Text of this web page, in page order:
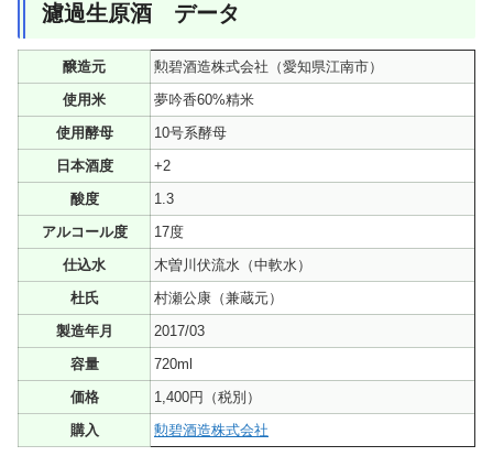
濾過生原酒 データ
醸造元
勲碧酒造株式会社（愛知県江南市）
使用米
夢吟香60%精米
使用酵母
10号系酵母
日本酒度
+2
酸度
1.3
アルコール度
17度
仕込水
木曽川伏流水（中軟水）
杜氏
村瀬公康（兼蔵元）
製造年月
2017/03
容量
720ml
価格
1,400円（税別）
購入
勲碧酒造株式会社